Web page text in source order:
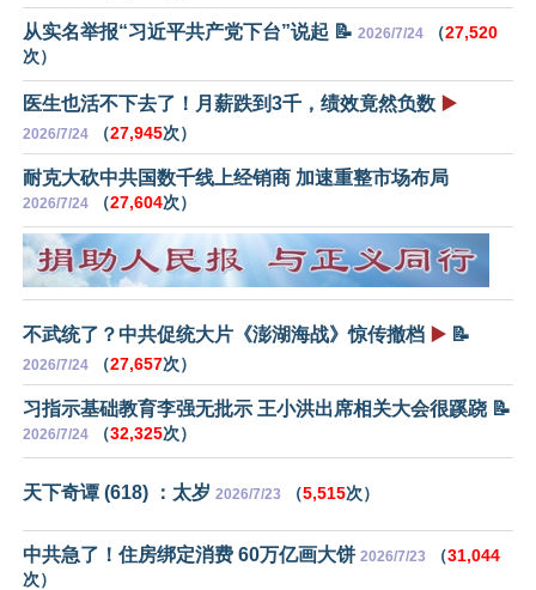
从实名举报“习近平共产党下台”说起 📝 2026/7/24 （27,520
次）
医生也活不下去了！月薪跌到3千，绩效竟然负数 ▶️
2026/7/24 （27,945次）
耐克大砍中共国数千线上经销商 加速重整市场布局
2026/7/24 （27,604次）
不武统了？中共促统大片《澎湖海战》惊传撤档 ▶️ 📝
2026/7/24 （27,657次）
习指示基础教育李强无批示 王小洪出席相关大会很蹊跷 📝
2026/7/24 （32,325次）
天下奇谭 (618) ：太岁 2026/7/23 （5,515次）
中共急了！住房绑定消费 60万亿画大饼 2026/7/23 （31,044
次）